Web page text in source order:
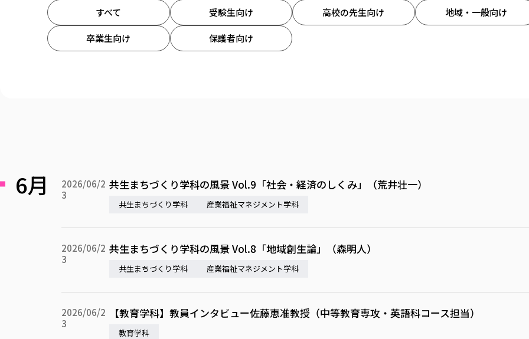
すべて 受験生向け 高校の先生向け 地域・一般向け
卒業生向け 保護者向け
6月
2026/06/2
3
共生まちづくり学科の風景 Vol.9「社会・経済のしくみ」（荒井壮一）
共生まちづくり学科 産業福祉マネジメント学科
2026/06/2
3
共生まちづくり学科の風景 Vol.8「地域創生論」（森明人）
共生まちづくり学科 産業福祉マネジメント学科
2026/06/2
3
【教育学科】教員インタビュー佐藤恵准教授（中等教育専攻・英語科コース担当）
教育学科